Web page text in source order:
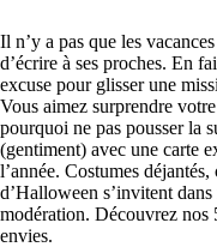
Il n’y a pas que les
d’écrire à ses proches. En
excuse pour glisser une
Vous aimez surprendre
pourquoi ne pas pousser la
(gentiment) avec une carte
l’année. Costumes
d’Halloween s’invitent
modération. Découvrez nos
envies.